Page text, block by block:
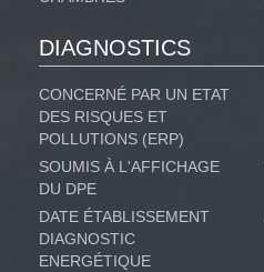
DIAGNOSTICS
CONCERNÉ PAR UN ETAT
DES RISQUES ET
POLLUTIONS (ERP)
SOUMIS À L'AFFICHAGE
DU DPE
DATE ÉTABLISSEMENT
DIAGNOSTIC
ENERGÉTIQUE